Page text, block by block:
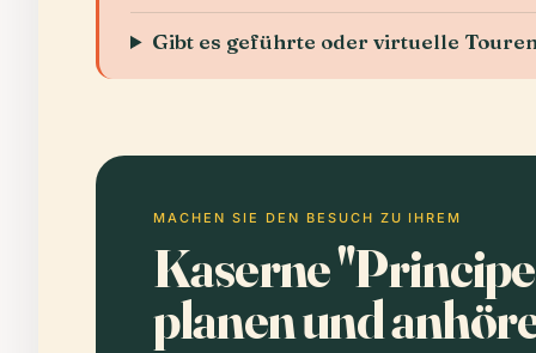
Gibt es geführte oder virtuelle
MACHEN SIE DEN BESUCH ZU IHREM
Kaserne
planen und